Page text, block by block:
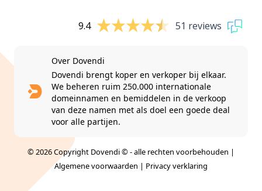
9.4 51 reviews
Over Dovendi
Dovendi brengt koper en verkoper bij elkaar.
We beheren ruim 250.000 internationale
domeinnamen en bemiddelen in de verkoop
van deze namen met als doel een goede deal
voor alle partijen.
© 2026 Copyright Dovendi © - alle rechten voorbehouden |
Algemene voorwaarden | Privacy verklaring